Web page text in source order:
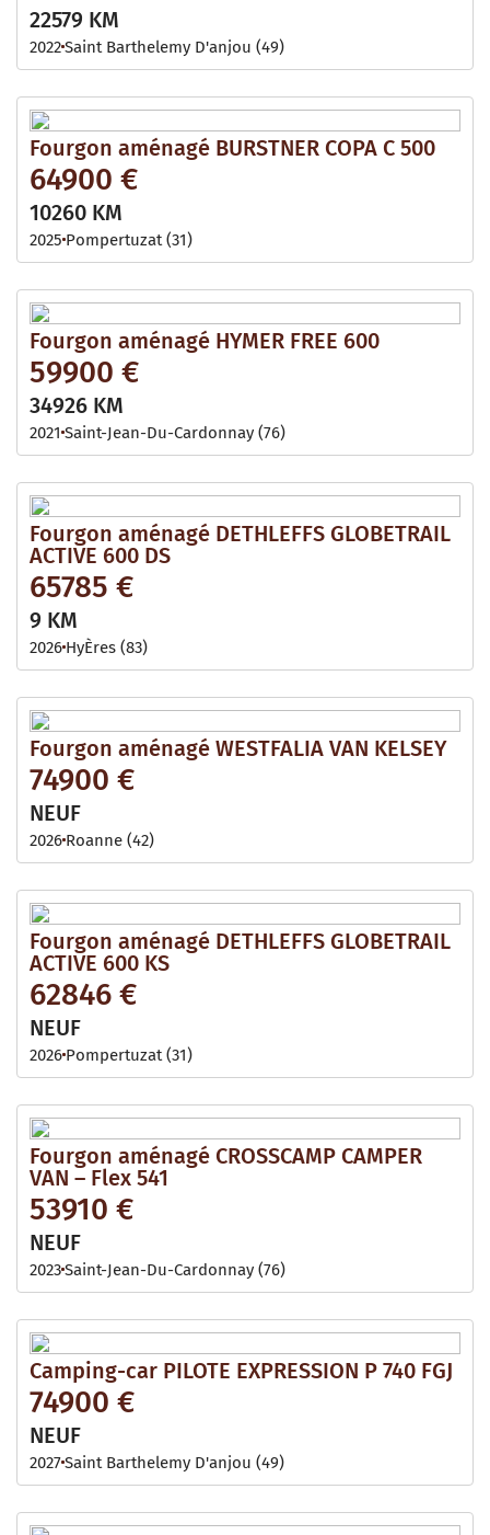
22579 KM
2022Saint Barthelemy D'anjou (49)
Fourgon aménagé BURSTNER COPA C 500
64900 €
10260 KM
2025 Pompertuzat (31)
Fourgon aménagé HYMER FREE 600
59900 €
34926 KM
2021 Saint-Jean-Du-Cardonnay (76)
Fourgon aménagé DETHLEFFS GLOBETRAIL
ACTIVE 600 DS
65785 €
9 KM
2026 HyÈres (83)
Fourgon aménagé WESTFALIA VAN KELSEY
74900 €
NEUF
2026 Roanne (42)
Fourgon aménagé DETHLEFFS GLOBETRAIL
ACTIVE 600 KS
62846 €
NEUF
2026 Pompertuzat (31)
Fourgon aménagé CROSSCAMP CAMPER
VAN – Flex 541
53910 €
NEUF
2023Saint-Jean-Du-Cardonnay (76)
Camping-car PILOTE EXPRESSION P 740 FGJ
74900 €
NEUF
2027Saint Barthelemy D'anjou (49)